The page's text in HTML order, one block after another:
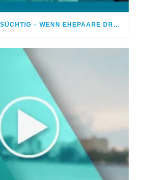
WIR WAREN BEIDE SÜCHTIG – WENN EHEPAARE DROGEN NEHMEN